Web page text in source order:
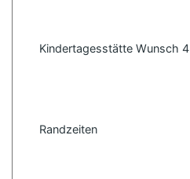
Kindertagesstätte Wunsch 4
Randzeiten